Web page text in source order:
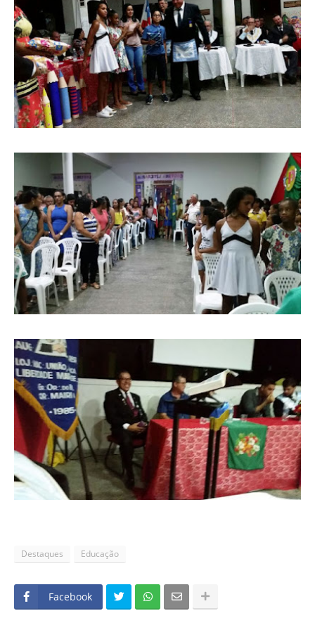
Destaques Educação
Facebook